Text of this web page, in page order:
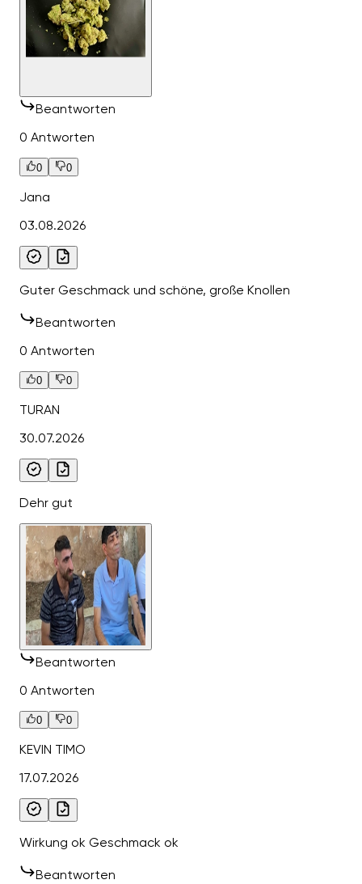
Beantworten
0 Antworten
0 0
Jana
03.08.2026
Guter Geschmack und schöne, große Knollen
Beantworten
0 Antworten
0 0
TURAN
30.07.2026
Dehr gut
Beantworten
0 Antworten
0 0
KEVIN TIMO
17.07.2026
Wirkung ok Geschmack ok
Beantworten